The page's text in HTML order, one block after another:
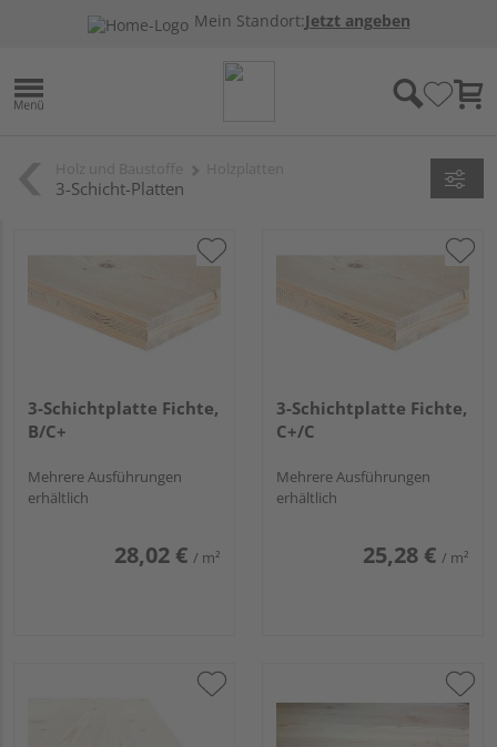
Mein Standort:Jetzt angeben
3-Schicht-Platten
3-Schichtplatte Fichte,
B/C+
Mehrere Ausführungen
erhältlich
28,02 € / m²
3-Schichtplatte Fichte,
C+/C
Mehrere Ausführungen
erhältlich
25,28 € / m²